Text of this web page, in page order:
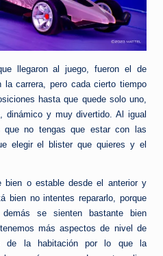
llegaron al juego, fueron el de
la carrera, pero cada cierto tiempo
hasta que quede solo uno,
dinámico y muy divertido. Al igual
no tengas que estar con las
elegir el blister que quieres y el
bien o estable desde el anterior y
bien no intentes repararlo, porque
se sienten bastante bien
más aspectos de nivel de
de la habitación por lo que la